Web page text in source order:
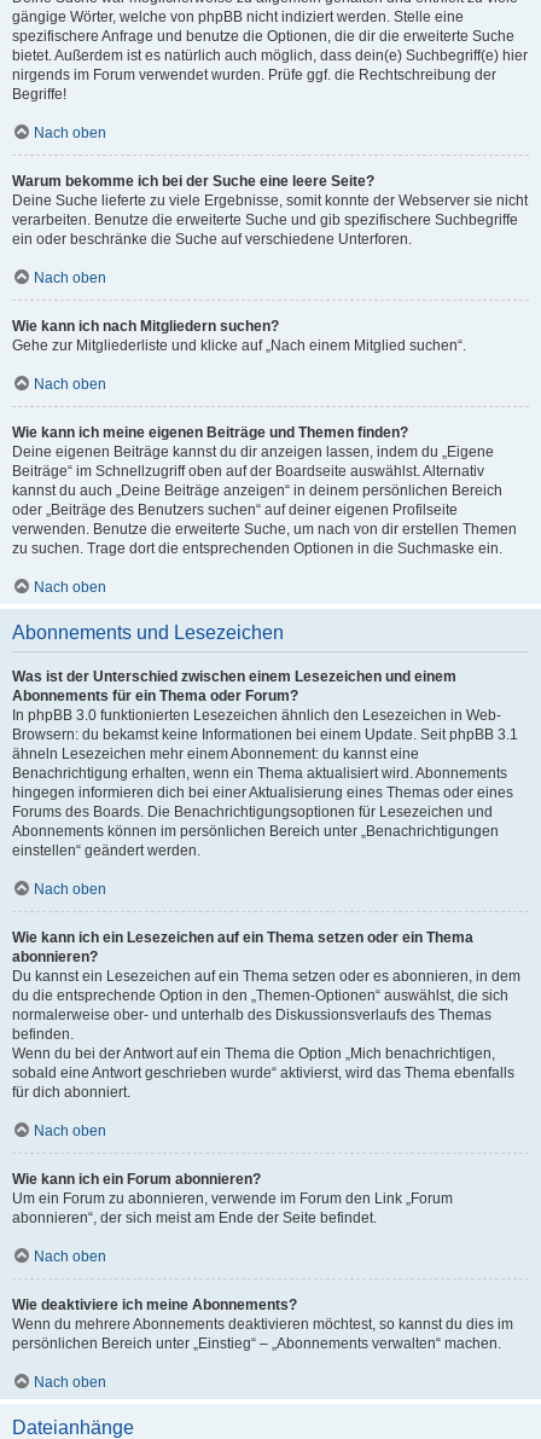
gängige Wörter, welche von phpBB nicht indiziert werden. Stelle eine
spezifischere Anfrage und benutze die Optionen, die dir die erweiterte Suche
bietet. Außerdem ist es natürlich auch möglich, dass dein(e) Suchbegriff(e) hier
nirgends im Forum verwendet wurden. Prüfe ggf. die Rechtschreibung der
Begriffe!
Nach oben
Warum bekomme ich bei der Suche eine leere Seite?
Deine Suche lieferte zu viele Ergebnisse, somit konnte der Webserver sie nicht
verarbeiten. Benutze die erweiterte Suche und gib spezifischere Suchbegriffe
ein oder beschränke die Suche auf verschiedene Unterforen.
Nach oben
Wie kann ich nach Mitgliedern suchen?
Gehe zur Mitgliederliste und klicke auf „Nach einem Mitglied suchen“.
Nach oben
Wie kann ich meine eigenen Beiträge und Themen finden?
Deine eigenen Beiträge kannst du dir anzeigen lassen, indem du „Eigene
Beiträge“ im Schnellzugriff oben auf der Boardseite auswählst. Alternativ
kannst du auch „Deine Beiträge anzeigen“ in deinem persönlichen Bereich
oder „Beiträge des Benutzers suchen“ auf deiner eigenen Profilseite
verwenden. Benutze die erweiterte Suche, um nach von dir erstellen Themen
zu suchen. Trage dort die entsprechenden Optionen in die Suchmaske ein.
Nach oben
Abonnements und Lesezeichen
Was ist der Unterschied zwischen einem Lesezeichen und einem
Abonnements für ein Thema oder Forum?
In phpBB 3.0 funktionierten Lesezeichen ähnlich den Lesezeichen in Web-
Browsern: du bekamst keine Informationen bei einem Update. Seit phpBB 3.1
ähneln Lesezeichen mehr einem Abonnement: du kannst eine
Benachrichtigung erhalten, wenn ein Thema aktualisiert wird. Abonnements
hingegen informieren dich bei einer Aktualisierung eines Themas oder eines
Forums des Boards. Die Benachrichtigungsoptionen für Lesezeichen und
Abonnements können im persönlichen Bereich unter „Benachrichtigungen
einstellen“ geändert werden.
Nach oben
Wie kann ich ein Lesezeichen auf ein Thema setzen oder ein Thema
abonnieren?
Du kannst ein Lesezeichen auf ein Thema setzen oder es abonnieren, in dem
du die entsprechende Option in den „Themen-Optionen“ auswählst, die sich
normalerweise ober- und unterhalb des Diskussionsverlaufs des Themas
befinden.
Wenn du bei der Antwort auf ein Thema die Option „Mich benachrichtigen,
sobald eine Antwort geschrieben wurde“ aktivierst, wird das Thema ebenfalls
für dich abonniert.
Nach oben
Wie kann ich ein Forum abonnieren?
Um ein Forum zu abonnieren, verwende im Forum den Link „Forum
abonnieren“, der sich meist am Ende der Seite befindet.
Nach oben
Wie deaktiviere ich meine Abonnements?
Wenn du mehrere Abonnements deaktivieren möchtest, so kannst du dies im
persönlichen Bereich unter „Einstieg“ – „Abonnements verwalten“ machen.
Nach oben
Dateianhänge